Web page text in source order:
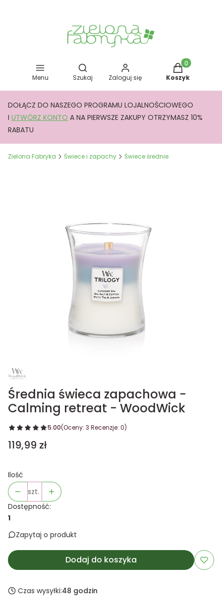
Menu
Otwórz wyszukiwarkę
Szukaj Zaloguj się
Produkty w
Koszyk
DOŁĄCZ DO NASZEGO PROGRAMU LOJALNOŚCIOWEGO
I UTWÓRZ KONTO A NA PIERWSZE ZAKUPY OTRZYMASZ 10%
RABATU
Zielona Fabryka Świece i zapachy Świece średnie
Średnia świeca zapachowa -
Calming retreat - WoodWick
5.00(Oceny: 3 Recenzje: 0)
Cena
119,99 zł
Ilość
szt.
Dostępność:
1
Zapytaj o produkt
Dodaj do koszyka
Czas wysyłki:48 godzin